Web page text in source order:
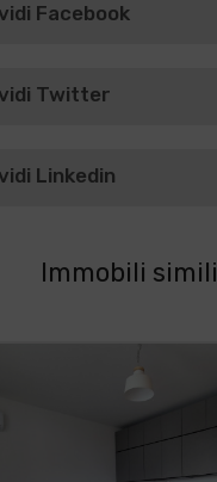
Facebook
Twitter
Linkedin
Immobili simili